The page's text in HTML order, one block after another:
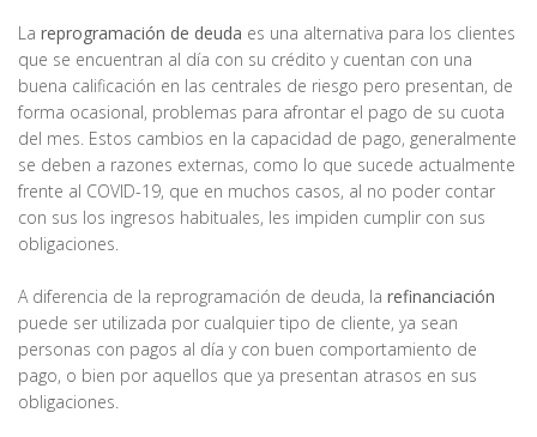
La reprogramación de deuda es una alternativa para los clientes
que se encuentran al día con su crédito y cuentan con una
buena calificación en las centrales de riesgo pero presentan, de
forma ocasional, problemas para afrontar el pago de su cuota
del mes. Estos cambios en la capacidad de pago, generalmente
se deben a razones externas, como lo que sucede actualmente
frente al COVID-19, que en muchos casos, al no poder contar
con sus los ingresos habituales, les impiden cumplir con sus
obligaciones.
A diferencia de la reprogramación de deuda, la refinanciación
puede ser utilizada por cualquier tipo de cliente, ya sean
personas con pagos al día y con buen comportamiento de
pago, o bien por aquellos que ya presentan atrasos en sus
obligaciones.